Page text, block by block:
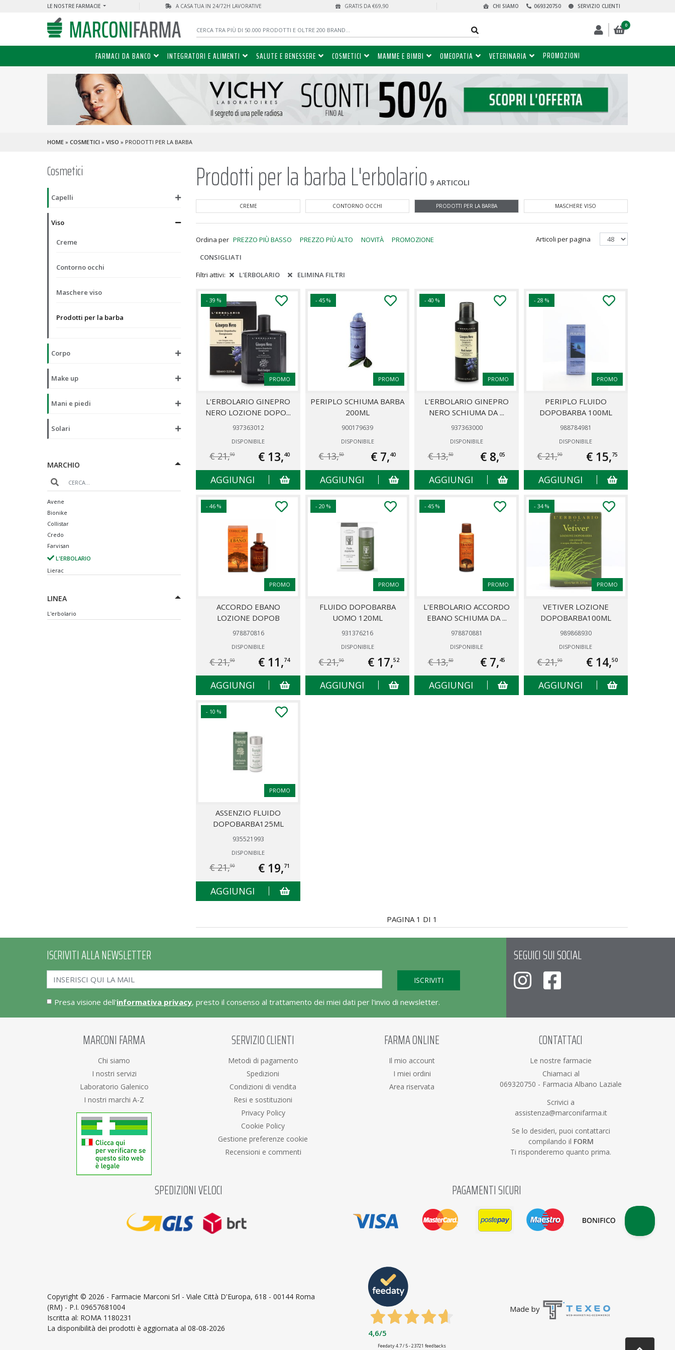
LE NOSTRE FARMACIE A CASA TUA IN 24/72H LAVORATIVE GRATIS DA €69,90 SERVIZIO CLIENTI
069320750
CHI SIAMO
0
FARMACI DA BANCO INTEGRATORI E ALIMENTI SALUTE E BENESSERE COSMETICI MAMME E BIMBI OMEOPATIA VETERINARIA PROMOZIONI
HOME» COSMETICI » VISO » PRODOTTI PER LA BARBA
Cosmetici
Capelli
Viso
Creme
Contorno occhi
Maschere viso
Prodotti per la barba
Corpo
Make up
Mani e piedi
Solari
MARCHIO
Avene
Bionike
Collistar
Credo
Farvisan
L'ERBOLARIO
Lierac
Roger & Gallet
Safety
LINEA
L'erbolario
Prodotti per la barba L'erbolario 9 ARTICOLI
CREME CONTORNO OCCHI PRODOTTI PER LA BARBA MASCHERE VISO
Ordina per PREZZO PIÙ BASSO PREZZO PIÙ ALTO NOVITÀ
PROMOZIONE
CONSIGLIATI
Articoli per pagina
Filtri attivi: L'ERBOLARIO ELIMINA FILTRI
- 39 %
PROMO
L'ERBOLARIO GINEPRO
NERO LOZIONE DOPO...
937363012
DISPONIBILE
€ 21,90 € 13,40
AGGIUNGI
- 45 %
PROMO
PERIPLO SCHIUMA BARBA
200ML
900179639
DISPONIBILE
€ 13,50 € 7,40
AGGIUNGI
- 40 %
PROMO
L'ERBOLARIO GINEPRO
NERO SCHIUMA DA ...
937363000
DISPONIBILE
€ 13,50 € 8,05
AGGIUNGI
- 28 %
PROMO
PERIPLO FLUIDO
DOPOBARBA 100ML
988784981
DISPONIBILE
€ 21,90 € 15,75
AGGIUNGI
- 46 %
PROMO
ACCORDO EBANO
LOZIONE DOPOB
978870816
DISPONIBILE
€ 21,90 € 11,74
AGGIUNGI
- 20 %
PROMO
FLUIDO DOPOBARBA
UOMO 120ML
931376216
DISPONIBILE
€ 21,90 € 17,52
AGGIUNGI
- 45 %
PROMO
L'ERBOLARIO ACCORDO
EBANO SCHIUMA DA ...
978870881
DISPONIBILE
€ 13,50 € 7,45
AGGIUNGI
- 34 %
PROMO
VETIVER LOZIONE
DOPOBARBA100ML
989868930
DISPONIBILE
€ 21,90 € 14,50
AGGIUNGI
- 10 %
PROMO
ASSENZIO FLUIDO
DOPOBARBA125ML
935521993
DISPONIBILE
€ 21,90 € 19,71
AGGIUNGI
PAGINA 1 DI 1
ISCRIVITI ALLA NEWSLETTER
Presa visione dell'informativa privacy, presto il consenso al trattamento dei miei dati per l'invio di newsletter.
SEGUICI SUI SOCIAL
MARCONI FARMA
Chi siamo
I nostri servizi
Laboratorio Galenico
I nostri marchi A-Z
SERVIZIO CLIENTI
Metodi di pagamento
Spedizioni
Condizioni di vendita
Resi e sostituzioni
Privacy Policy
Cookie Policy
Gestione preferenze cookie
Recensioni e commenti
FARMA ONLINE
Il mio account
I miei ordini
Area riservata
CONTATTACI
Le nostre farmacie
Chiamaci al
069320750 - Farmacia Albano Laziale
Scrivici a
assistenza@marconifarma.it
Se lo desideri, puoi contattarci
compilando il FORM
Ti risponderemo quanto prima.
SPEDIZIONI VELOCI PAGAMENTI SICURI
Copyright © 2026 - Farmacie Marconi Srl - Viale Città D'Europa, 618 - 00144 Roma
(RM) - P.I. 09657681004
Iscritta al: ROMA 1180231
La disponibilità dei prodotti è aggiornata al 08-08-2026
4,6/5
Feedaty4.7/ 5-23721 feedbacks
Made by